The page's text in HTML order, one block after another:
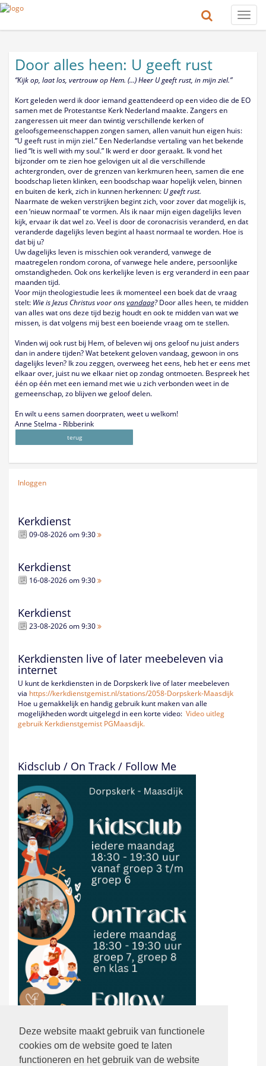
Deze website maakt gebruik van functionele
cookies om de website goed te laten
functioneren en het gebruik van de website
Toggle
Door alles heen: U geeft rust
“Kijk op, laat los, vertrouw op Hem. (...) Heer U geeft rust, in mijn ziel.”
Kort geleden werd ik door iemand geattendeerd op een video die de EO
samen met de Protestantse Kerk Nederland maakte. Zangers en
zangeressen uit meer dan twintig verschillende kerken of
geloofsgemeenschappen zongen samen, allen vanuit hun eigen huis:
“U geeft rust in mijn ziel.” Een Nederlandse vertaling van het bekende
lied “It is well with my soul.” Ik werd er door geraakt. Ik vond het
bijzonder om te zien hoe gelovigen uit al die verschillende
achtergronden, over de grenzen van kerkmuren heen, samen die ene
boodschap lieten klinken, een boodschap waar hopelijk velen, binnen
en buiten de kerk, zich in kunnen herkennen: U geeft rust.
Naarmate de weken verstrijken begint zich, voor zover dat mogelijk is,
een ‘nieuw normaal’ te vormen. Als ik naar mijn eigen dagelijks leven
kijk, ervaar ik dat wel zo. Veel is door de coronacrisis veranderd, en dat
veranderde dagelijks leven begint al haast normaal te worden. Hoe is
dat bij u?
Uw dagelijks leven is misschien ook veranderd, vanwege de
maatregelen rondom corona, of vanwege hele andere, persoonlijke
omstandigheden. Ook ons kerkelijke leven is erg veranderd in een paar
maanden tijd.
Voor mijn theologiestudie lees ik momenteel een boek dat de vraag
stelt: Wie is Jezus Christus voor onsvandaag?Door alles heen, te midden
van alles wat ons deze tijd bezig houdt en ook te midden van wat we
missen, is dat volgens mij best een boeiende vraag om te stellen.
Vinden wij ook rust bij Hem, of beleven wij ons geloof nu juist anders
dan in andere tijden? Wat betekent geloven vandaag, gewoon in ons
dagelijks leven? Ik zou zeggen, overweeg het eens, heb het er eens met
elkaar over, juist nu we elkaar niet op zondag ontmoeten. Bespreek het
één op één met een iemand met wie u zich verbonden weet in de
gemeenschap, zo blijven we geloof delen.
En wilt u eens samen doorpraten, weet u welkom!
Anne Stelma - Ribberink
terug
Inloggen
Kerkdienst
09-08-2026 om 9:30
Kerkdienst
16-08-2026 om 9:30
Kerkdienst
23-08-2026 om 9:30
Kerkdiensten live of later meebeleven via
internet
U kunt de kerkdiensten in de Dorpskerk live of later meebeleven
via https://kerkdienstgemist.nl/stations/2058-Dorpskerk-Maasdijk
Hoe u gemakkelijk en handig gebruik kunt maken van alle
mogelijkheden wordt uitgelegd in een korte video: Video uitleg
gebruik Kerkdienstgemist PGMaasdijk.
Kidsclub / On Track / Follow Me